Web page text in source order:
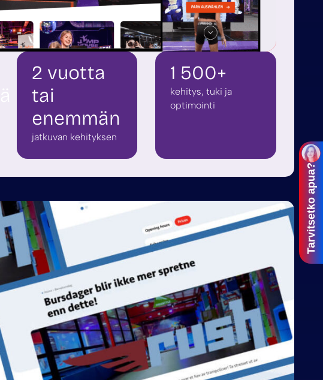
2 vuotta
tai
enemmän
jatkuvan kehityksen
1 500+
kehitys, tuki ja
optimointi
Tarvitsetko apua?